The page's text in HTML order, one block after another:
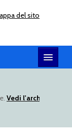
mappa del sito
Vedi l'archivio